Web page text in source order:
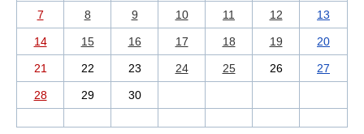
7 8 9 10 11 12 13
14 15 16 17 18 19 20
21 22 23 24 25 26 27
28 29 30